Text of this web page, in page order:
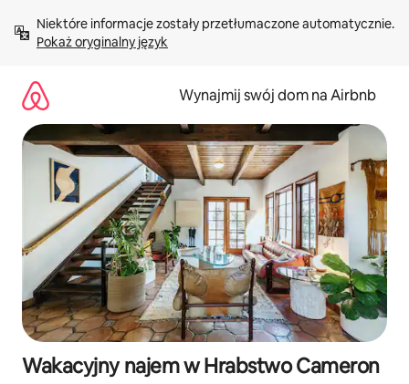
treści Pokaż oryginalny język
Wynajmij swój dom na Airbnb
Wakacyjny najem w Hrabstwo Cameron